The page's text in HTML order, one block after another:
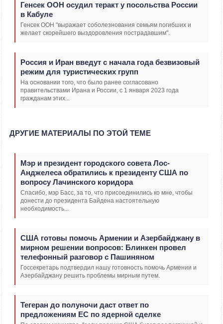
Генсек ООН осудил теракт у посольства России
в Кабуле
Генсек ООН "выражает соболезнования семьям погибших и
желает скорейшего выздоровления пострадавшим".
Россия и Иран введут с начала года безвизовый
режим для туристических групп
На основании того, что было ранее согласовано
правительствами Ирана и России, с 1 января 2023 года
гражданам этих...
ДРУГИЕ МАТЕРИАЛЫ ПО ЭТОЙ ТЕМЕ
Мэр и президент городского совета Лос-
Анджелеса обратились к президенту США по
вопросу Лачинского коридора
Спасибо, мэр Басс, за то, что присоединились ко мне, чтобы
донести до президента Байдена настоятельную
необходимость...
США готовы помочь Армении и Азербайджану в
мирном решении вопросов: Блинкен провел
телефонный разговор с Пашиняном
Госсекретарь подтвердил нашу готовность помочь Армении и
Азербайджану решить проблемы мирным путем.
Тегеран до полуночи даст ответ по
предложениям ЕС по ядерной сделке